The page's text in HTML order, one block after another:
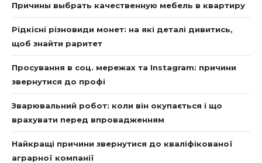
Причины выбрать качественную мебель в квартиру
Рідкісні різновиди монет: на які деталі дивитись,
щоб знайти раритет
Просування в соц. мережах та Instagram: причини
звернутися до профі
Зварювальний робот: коли він окупається і що
врахувати перед впровадженням
Найкращі причини звернутися до кваліфікованої
аграрної компанії